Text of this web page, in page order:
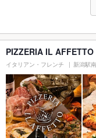
PIZZERIA IL AFFETTO
イタリアン・フレンチ 新潟駅